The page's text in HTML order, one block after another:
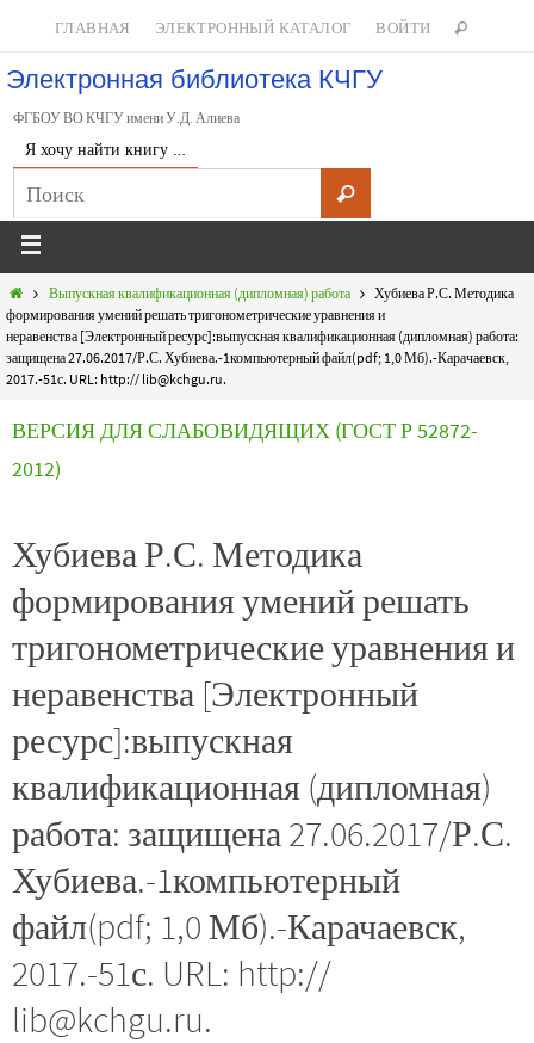
ГЛАВНАЯ ЭЛЕКТРОННЫЙ КАТАЛОГ ВОЙТИ
Электронная библиотека КЧГУ
ФГБОУ ВО КЧГУ имени У.Д. Алиева
Я хочу найти книгу …
Выпускная квалификационная (дипломная) работа
Хубиева Р.С. Методика
формирования умений решать тригонометрические уравнения и
неравенства [Электронный ресурс]:выпускная квалификационная (дипломная) работа:
защищена 27.06.2017/Р.С. Хубиева.-1компьютерный файл(pdf; 1,0 Мб).-Карачаевск,
2017.-51с. URL: http:// lib@kchgu.ru.
ВЕРСИЯ ДЛЯ СЛАБОВИДЯЩИХ (ГОСТ Р 52872-
2012)
Хубиева Р.С. Методика
формирования умений решать
тригонометрические уравнения и
неравенства [Электронный
ресурс]:выпускная
квалификационная (дипломная)
работа: защищена 27.06.2017/Р.С.
Хубиева.-1компьютерный
файл(pdf; 1,0 Мб).-Карачаевск,
2017.-51с. URL: http://
lib@kchgu.ru.